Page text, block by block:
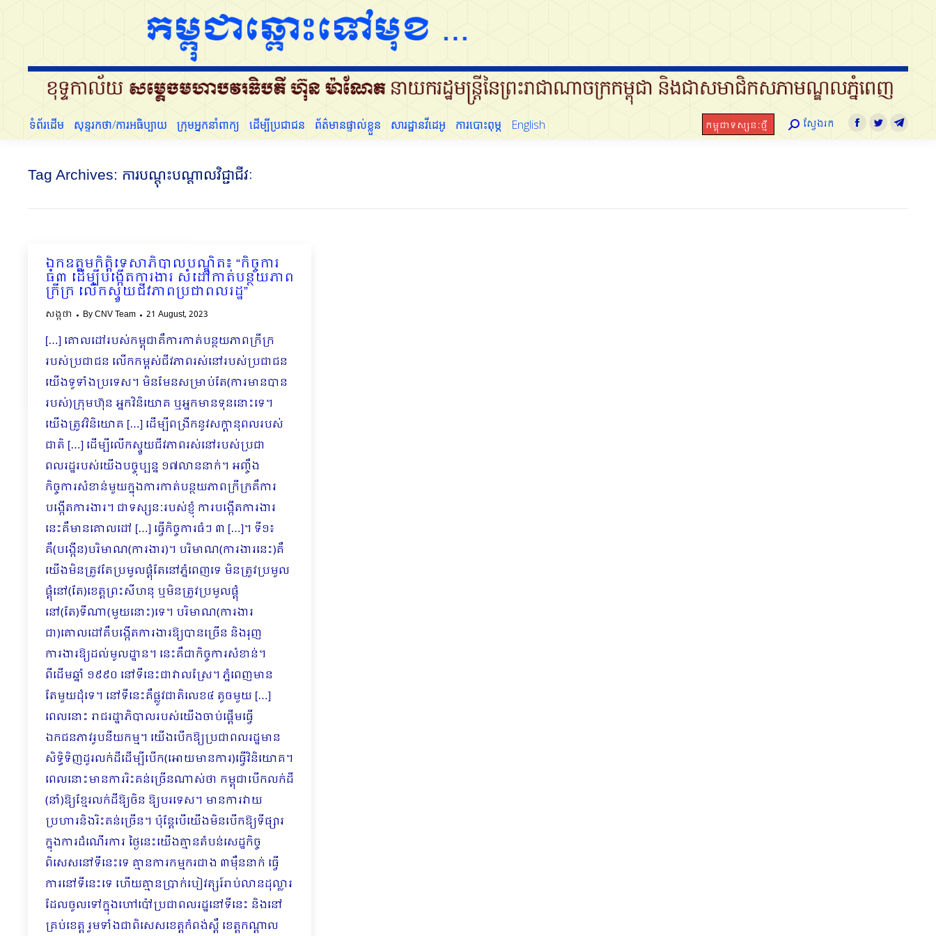
ទំព័រដើម សុន្ទរកថា/ការអធិប្បាយ ក្រុមអ្នកនាំពាក្យ ដើម្បីប្រជាជន ព័ត៌មានផ្ទាល់ខ្លួន សារដ្ឋានវីដេអូ ការបោះពុម្ភ English កម្ពុជាទស្សនៈថ្មី Search:
ស្វែងរក Facebook
Twitter
Tag Archives: ការបណ្តុះបណ្តាលវិជ្ជាជីវៈ
ឯកឧត្តមកិត្តិទេសាភិបាលបណ្ឌិត៖ “កិច្ចការ
ធំ៣ ដើម្បីបង្កើតការងារ សំដៅកាត់បន្ថយភាព
ក្រីក្រ លើកស្ទួយជីវភាពប្រជាពលរដ្ឋ”
សង្កថា ByCNV Team 21 August, 2023
[…] គោលដៅរបស់កម្ពុជាគឺការកាត់បន្ថយភាពក្រីក្រ
របស់ប្រជាជន លើកកម្ពស់ជីវភាពរស់នៅរបស់ប្រជាជន
យើងទូទាំងប្រទេស។ មិនមែនសម្រាប់តែ(ការមានបាន
របស់)ក្រុមហ៊ុន អ្នកវិនិយោគ ឬអ្នកមានទុននោះទេ។
យើងត្រូវវិនិយោគ […] ដើម្បីពង្រីកនូវសក្តានុពលរបស់
ជាតិ […] ដើម្បីលើកស្ទួយជីវភាពរស់នៅរបស់ប្រជា
ពលរដ្ឋរបស់យើងបច្ចុប្បន្ន ១៧លាននាក់។ អញ្ចឹង
កិច្ចការសំខាន់មួយក្នុងការកាត់បន្ថយភាពក្រីក្រគឺការ
បង្កើតការងារ។ ជាទស្សនៈរបស់ខ្ញុំ ការបង្កើតការងារ
នេះគឺមានគោលដៅ […] ធ្វើកិច្ចការធំៗ ៣ […]។ ទី១៖
គឺ(បង្កើន)បរិមាណ(ការងារ)។ បរិមាណ(ការងារនេះ)គឺ
យើងមិនត្រូវតែប្រមូលផ្តុំតែនៅភ្នំពេញទេ ​មិនត្រូវប្រមូល
ផ្តុំនៅ(តែ)ខេត្តព្រះសីហនុ ឬមិនត្រូវប្រមូលផ្តុំ
នៅ(តែ)ទីណា(មួយនោះ)ទេ។ បរិមាណ(ការ​ងារ
ជា)គោលដៅគឺបង្កើតការងារឱ្យបានច្រើន និងរុញ
ការងារឱ្យដល់មូលដ្ឋាន។ នេះគឺជាកិច្ចការសំខាន់។
ពីដើមឆ្នាំ ១៩៩០ នៅទីនេះជាវាលស្រែ។ ភ្នំពេញមាន
តែមួយដុំទេ។ នៅទីនេះគឺផ្លូវជាតិលេខ៤ តូចមួយ […]
ពេលនោះ រាជរដ្ឋាភិបាលរបស់យើងចាប់ផ្តើមធ្វើ
ឯកជនភាវរូបនីយកម្ម។ យើងបើកឱ្យប្រជាពលរដ្ឋមាន
សិទ្ធិទិញដូរលក់ដីដើម្បីបើក(អោយមានការ)ធ្វើវិនិយោគ។
ពេលនោះមានការរិះគន់ច្រើនណាស់ថា កម្ពុជាបើកលក់ដី
(នាំ)ឱ្យខ្មែរលក់ដីឱ្យចិន ឱ្យបរទេស។ មានការវាយ
ប្រហារនិងរិះគន់ច្រើន។ ប៉ុន្តែបើយើងមិនបើកឱ្យទីផ្សារ
ក្នុងការដំណើរការ ថ្ងៃនេះយើងគ្មានតំបន់សេដ្ឋកិច្ច
ពិសេសនៅទីនេះទេ គ្មានការកម្មករជាង ៣ម៉ឺននាក់ ធ្វើ
ការនៅទីនេះទេ ហើយគ្មានប្រាក់បៀវត្សរ៍រាប់លានដុល្លារ
ដែលចូលទៅក្នុងហៅប៉ៅប្រជាពលរដ្ឋនៅទីនេះ និងនៅ
គ្រប់ខេត្ត រួមទាំងជាពិសេសខេត្តកំពង់ស្ពឺ ខេត្តកណ្តាល
សុន្ទរកថា/ការអធិប្បាយ ក្រុមអ្នកនាំពាក្យ ដើម្បីប្រជាជន ព័ត៌មានផ្ទាល់ខ្លួន